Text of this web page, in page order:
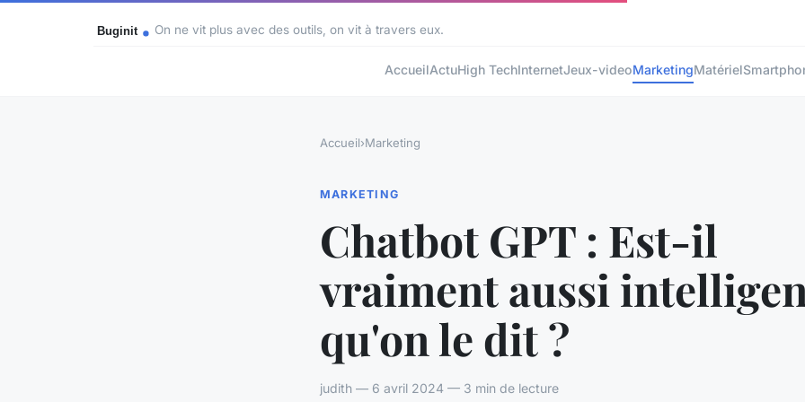
On ne vit plus avec des outils, on vit à travers eux.
AccueilActuHigh TechInternetJeux-videoMarketingMatériel
Accueil›Marketing
MARKETING
Chatbot GPT : Est-il
vraiment aussi
qu'on le dit ?
judith — 6 avril 2024 — 3 min de lecture